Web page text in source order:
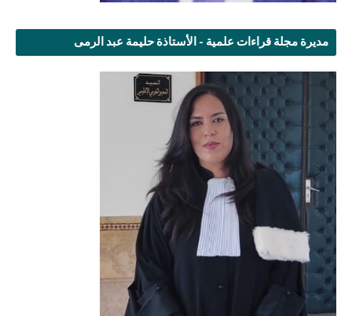
مديرة مجلة قراءات علمية - الأستاذة حليمة عبد الرمى